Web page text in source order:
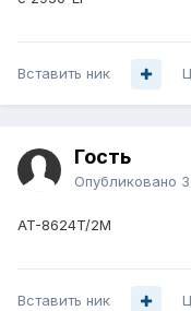
Вставить ник
Гость
Опубликовано
AT-8624T/2M
Вставить ник